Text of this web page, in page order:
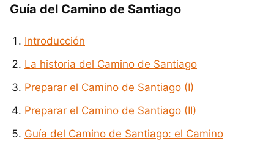
Guía del Camino de Santiago
Introducción
La historia del Camino de Santiago
Preparar el Camino de Santiago (I)
Preparar el Camino de Santiago (II)
Guía del Camino de Santiago: el Camino